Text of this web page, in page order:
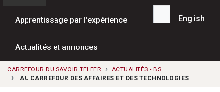
Apprentissage par l'expérience
Actualités et annonces
Recherche...
English
CARREFOUR DU SAVOIR TELFER
ACTUALITÉS - BS
AU CARREFOUR DES AFFAIRES ET DES TECHNOLOGIES